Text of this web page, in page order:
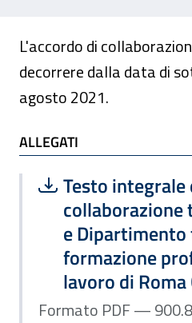
L'accordo di
decorrere dalla data di
agosto 2021.
ALLEGATI
ALLEGATI
Scarica file:
Testo
collaborazione
e
formazione
lavoro di
Formato PDF —
Formato PDF —